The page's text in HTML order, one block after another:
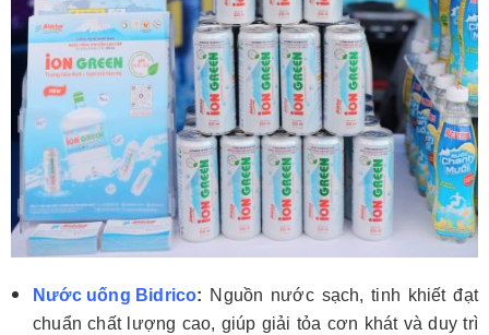
Nước uống Bidrico: Nguồn nước sạch, tinh khiết đạt
chuẩn chất lượng cao, giúp giải tỏa cơn khát và duy trì